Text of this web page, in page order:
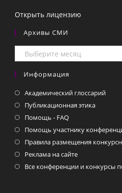
Открыть лицензию
Архивы СМИ
Архивы
СМИ
Информация
Академический глоссарий
Публикационная этика
Помощь - FAQ
Помощь участнику
Правила размещения
Реклама на сайте
Все конференции и конкурсы